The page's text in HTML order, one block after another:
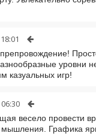
уровни
казуальных игр!
весело провести
мышления. Графика